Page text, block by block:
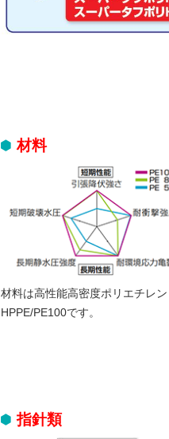
材料
材料は高性能高密度ポリエチレン
HPPE/PE100です。
指針類